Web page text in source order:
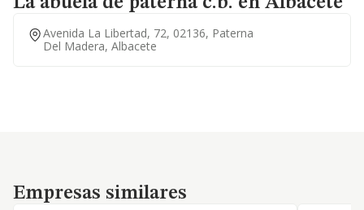
Avenida La Libertad, 72, 02136, Paterna
Del Madera, Albacete
Empresas similares
Empresas similares